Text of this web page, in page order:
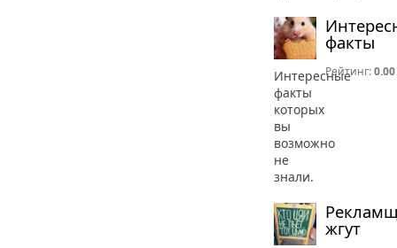
факты
Интересные
факты
которых
вы
возможно
не
знали.
Рейтинг:0.00
жгут